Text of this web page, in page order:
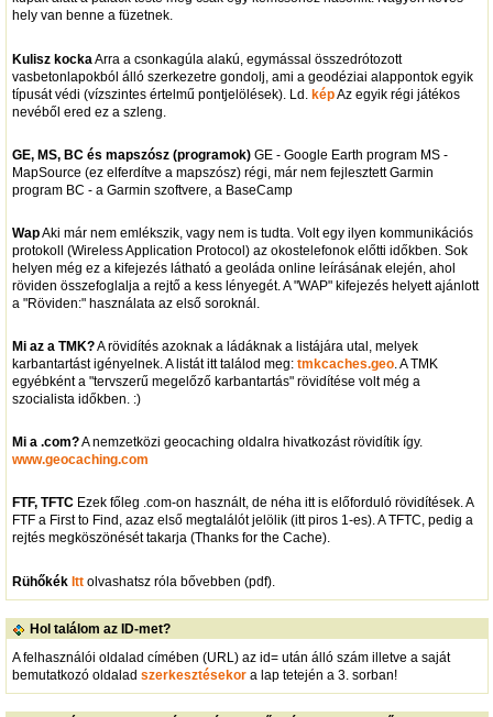
hely van benne a füzetnek.
Kulisz kocka Arra a csonkagúla alakú, egymással összedrótozott
vasbetonlapokból álló szerkezetre gondolj, ami a geodéziai alappontok egyik
típusát védi (vízszintes értelmű pontjelölések). Ld. képAz egyik régi játékos
nevéből ered ez a szleng.
GE, MS, BC és mapszósz (programok)GE - Google Earth program MS -
MapSource (ez elferdítve a mapszósz) régi, már nem fejlesztett Garmin
program BC - a Garmin szoftvere, a BaseCamp
WapAki már nem emlékszik, vagy nem is tudta. Volt egy ilyen kommunikációs
protokoll (Wireless Application Protocol) az okostelefonok előtti időkben. Sok
helyen még ez a kifejezés látható a geoláda online leírásának elején, ahol
röviden összefoglalja a rejtő a kess lényegét. A "WAP" kifejezés helyett ajánlott
a "Röviden:" használata az első soroknál.
Mi az a TMK?A rövidítés azoknak a ládáknak a listájára utal, melyek
karbantartást igényelnek. A listát itt találod meg: tmkcaches.geo. A TMK
egyébként a "tervszerű megelőző karbantartás" rövidítése volt még a
szocialista időkben. :)
Mi a .com?A nemzetközi geocaching oldalra hivatkozást rövidítik így.
www.geocaching.com
FTF, TFTCEzek főleg .com-on használt, de néha itt is előforduló rövidítések. A
FTF a First to Find, azaz első megtalálót jelölik (itt piros 1-es). A TFTC, pedig a
rejtés megköszönését takarja (Thanks for the Cache).
Rühőkék Ittolvashatsz róla bővebben (pdf).
Hol találom az ID-met?
A felhasználói oldalad címében (URL) az id= után álló szám illetve a saját
bemutatkozó oldalad szerkesztésekora lap tetején a 3. sorban!